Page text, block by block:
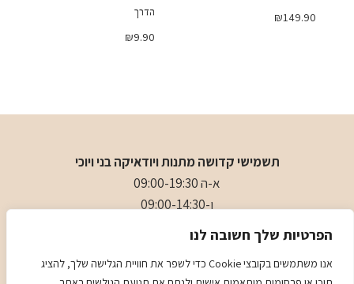
הפרטיות שלך חשובה לנו
אנו משתמשים בקובצי Cookie כדי לשפר את חוויית הגלישה שלך, להציג
₪149.90
הדרך
₪9.90
תשמישי קדושה מתנות ויודאיקה בני ויוכי
א-ה 09:00-19:30
ו-09:00-14:30
- 0509501282
: כיכר המייסדים 4 ראשון לציון (ליד הבית כנסת הגדול)